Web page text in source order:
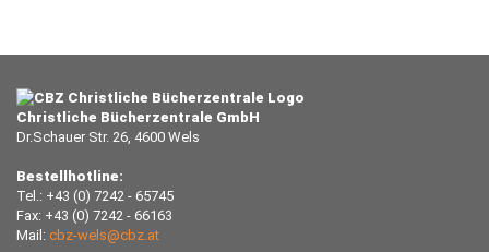
Christliche Bücherzentrale GmbH
Dr.Schauer Str. 26, 4600 Wels
Bestellhotline:
Tel.: +43 (0) 7242 - 65745
Fax: +43 (0) 7242 - 66163
Mail: cbz-wels@cbz.at